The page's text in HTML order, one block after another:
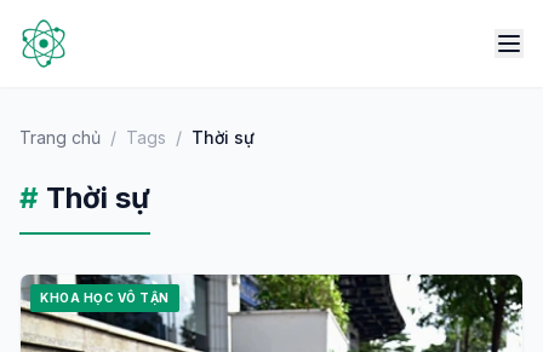
Trang chủ / Tags / Thời sự
# Thời sự
KHOA HỌC VÔ TẬN